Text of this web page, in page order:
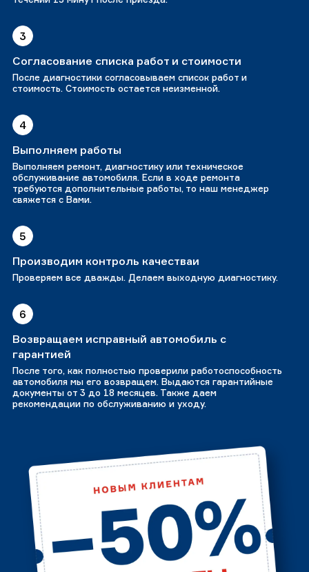
3
Согласование списка работ и стоимости
После диагностики согласовываем список работ и
стоимость. Стоимость остается неизменной.
4
Выполняем работы
Выполняем ремонт, диагностику или техническое
обслуживание автомобиля. Если в ходе ремонта
требуются дополнительные работы, то наш менеджер
свяжется с Вами.
5
Производим контроль качестваи
Проверяем все дважды. Делаем выходную диагностику.
6
Возвращаем исправный автомобиль с
гарантией
После того, как полностью проверили работоспособность
автомобиля мы его возвращем. Выдаются гарантийные
документы от 3 до 18 месяцев. Также даем
рекомендации по обслуживанию и уходу.